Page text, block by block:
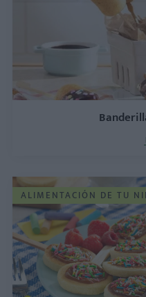
ALIMENTACIÓN DE TU